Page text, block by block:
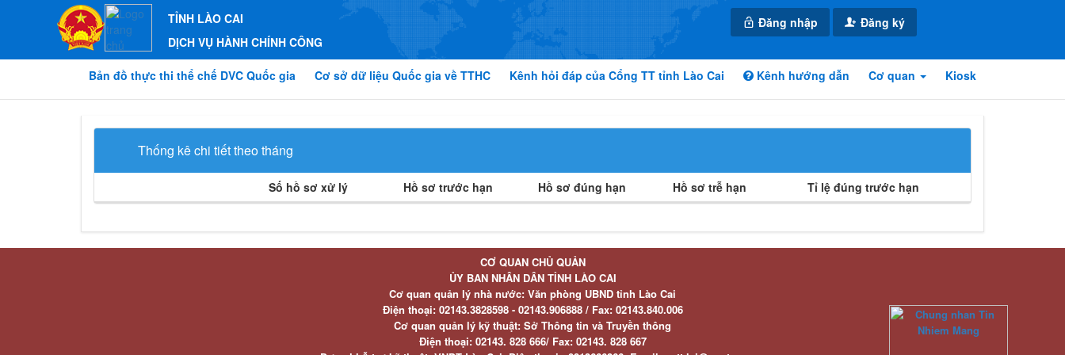
TỈNH LÀO CAI
DỊCH VỤ HÀNH CHÍNH CÔNG
Đăng nhập Đăng ký
Bản đồ thực thi thể chế DVC Quốc gia Cơ sở dữ liệu Quốc gia về TTHC Kênh hỏi đáp của Cổng TT tỉnh Lào Cai Kênh hướng dẫn Cơ quan Kiosk
Thống kê chi tiết theo tháng
Số hồ sơ xử lý Hồ sơ trước hạn Hồ sơ đúng hạn Hồ sơ trễ hạn Tỉ lệ đúng trước hạn
CƠ QUAN CHỦ QUẢN
ỦY BAN NHÂN DÂN TỈNH LÀO CAI
Cơ quan quản lý nhà nước: Văn phòng UBND tỉnh Lào Cai
Điện thoại:02143.3828598 - 02143.906888 / Fax:02143.840.006
Cơ quan quản lý kỹ thuật: Sở Thông tin và Truyền thông
Điện thoại:02143. 828 666/ Fax:02143. 828 667